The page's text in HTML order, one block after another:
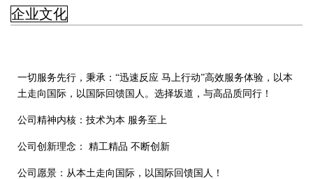
企业文化
一切服务先行，秉承：“迅速反应 马上行动”高效服务体验，以本
土走向国际，以国际回馈国人。选择坂道，与高品质同行！
公司精神内核：技术为本 服务至上
公司创新理念： 精工精品 不断创新
公司愿景：从本土走向国际，以国际回馈国人！